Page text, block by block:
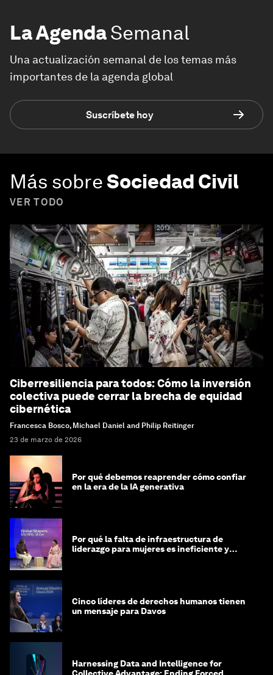
La AgendaSemanal
Una actualización semanal de los temas más
importantes de la agenda global
Suscríbete hoy
Más sobreSociedad Civil
VER TODO
Ciberresiliencia para todos: Cómo la inversión
colectiva puede cerrar la brecha de equidad
cibernética
Francesca Bosco, Michael Daniel and Philip Reitinger
23 de marzo de 2026
Por qué debemos reaprender cómo confiar
en la era de la IA generativa
Por qué la falta de infraestructura de
liderazgo para mujeres es ineficiente y
Cinco líderes de derechos humanos tienen
un mensaje para Davos
Harnessing Data and Intelligence for